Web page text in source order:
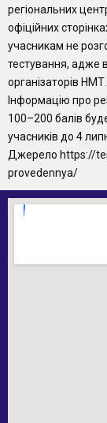
регіональних
офіційних
учасникам не
тестування, адже
організаторів НМТ.
Інформацію про
100–200 балів
учасників до 4
Джерело https://
provedennya/